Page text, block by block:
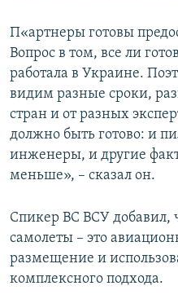
П«артнеры готовы
Вопрос в том, все ли
работала в Украине.
видим разные сроки,
стран и от разных
должно быть готово: и
инженеры, и другие
меньше», – сказал он.
Спикер ВС ВСУ добавил,
самолеты – это
размещение и
комплексного подхода.